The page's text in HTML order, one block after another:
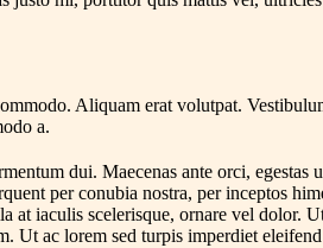
Aliquam erat volutpat.
a.
dui. Maecenas ante orci,
per conubia nostra, per inceptos
at iaculis scelerisque, ornare vel
ac lorem sed turpis imperdiet